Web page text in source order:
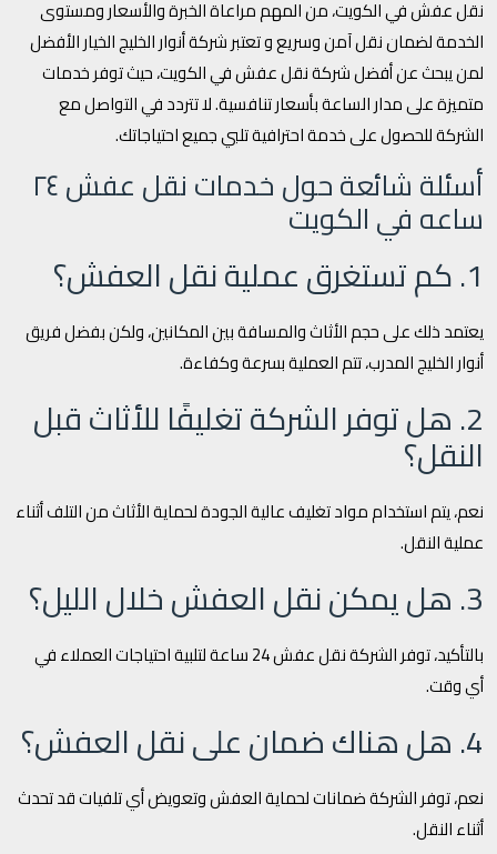
نقل عفش في الكويت، من المهم مراعاة الخبرة والأسعار ومستوى
الخدمة لضمان نقل آمن وسريع و تعتبر شركة أنوار الخليج الخيار الأفضل
لمن يبحث عن أفضل شركة نقل عفش في الكويت، حيث توفر خدمات
متميزة على مدار الساعة بأسعار تنافسية. لا تتردد في التواصل مع
الشركة للحصول على خدمة احترافية تلبي جميع احتياجاتك.
أسئلة شائعة حول خدمات نقل عفش ٢٤
ساعه في الكويت
1. كم تستغرق عملية نقل العفش؟
يعتمد ذلك على حجم الأثاث والمسافة بين المكانين، ولكن بفضل فريق
أنوار الخليج المدرب، تتم العملية بسرعة وكفاءة.
2. هل توفر الشركة تغليفًا للأثاث قبل
النقل؟
نعم، يتم استخدام مواد تغليف عالية الجودة لحماية الأثاث من التلف أثناء
عملية النقل.
3. هل يمكن نقل العفش خلال الليل؟
بالتأكيد، توفر الشركة نقل عفش 24 ساعة لتلبية احتياجات العملاء في
أي وقت.
4. هل هناك ضمان على نقل العفش؟
نعم، توفر الشركة ضمانات لحماية العفش وتعويض أي تلفيات قد تحدث
أثناء النقل.